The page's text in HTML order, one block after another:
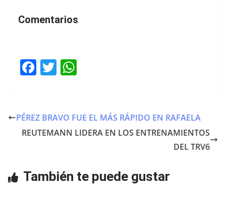
Comentarios
F
e
b
k
T
er s
A
PÉREZ BRAVO FUE EL MÁS RÁPIDO EN RAFAELA
REUTEMANN LIDERA EN LOS ENTRENAMIENTOS
DEL TRV6
También te puede gustar